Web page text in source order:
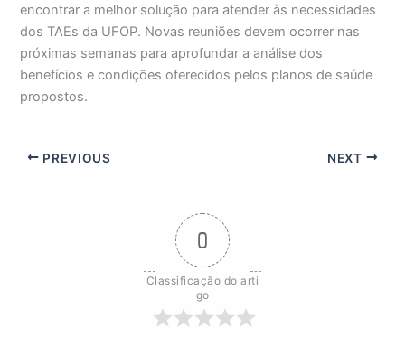
encontrar a melhor solução para atender às necessidades
dos TAEs da UFOP. Novas reuniões devem ocorrer nas
próximas semanas para aprofundar a análise dos
benefícios e condições oferecidos pelos planos de saúde
propostos.
PREVIOUS NEXT
0
Classificação do arti
go